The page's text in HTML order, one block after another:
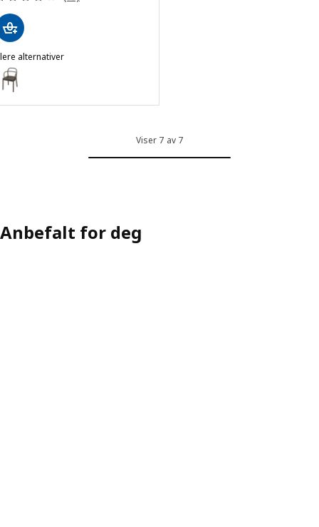
alternativer
2025
STOCKHOLM 2025, Stol, mørk brun
Viser 7 av 7
Anbefalt for deg